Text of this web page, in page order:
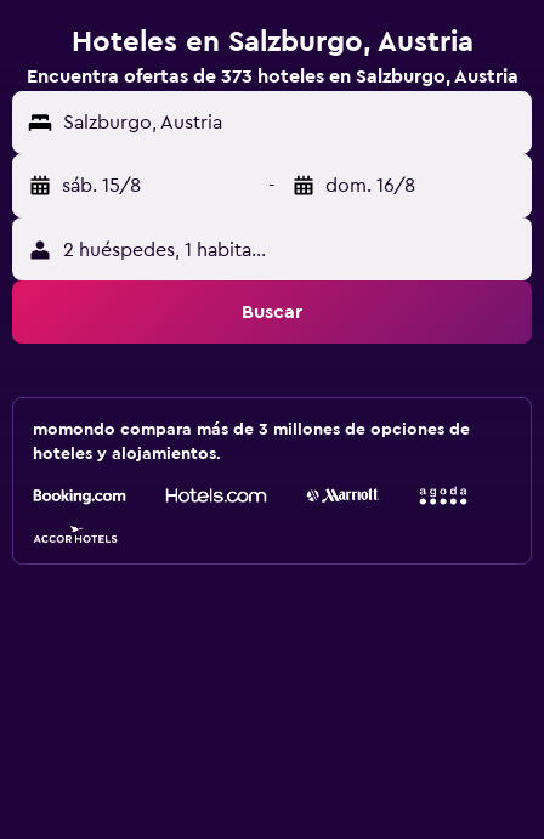
Hoteles en Salzburgo, Austria
Encuentra ofertas de 373 hoteles en Salzburgo, Austria
Salzburgo, Austria
sáb. 15/8 - dom. 16/8
2 huéspedes, 1 habitación
Buscar
momondo compara más de 3 millones de opciones de
hoteles y alojamientos.